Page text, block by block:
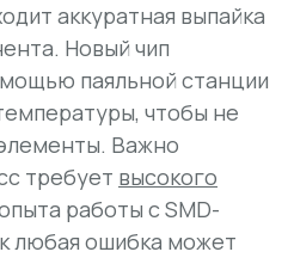
аккуратная выпайка
Новый чип
паяльной станции
чтобы не
Важно
требует высокого
работы с SMD-
любая ошибка может